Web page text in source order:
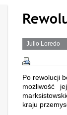
Julio Loredo
Po rewolucji
możliwość
kraju